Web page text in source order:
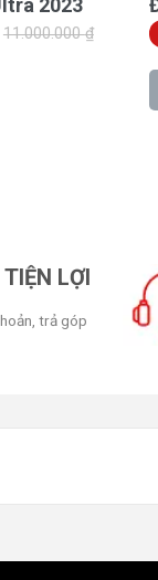
2023
11.000.000₫
LỢI
trả góp